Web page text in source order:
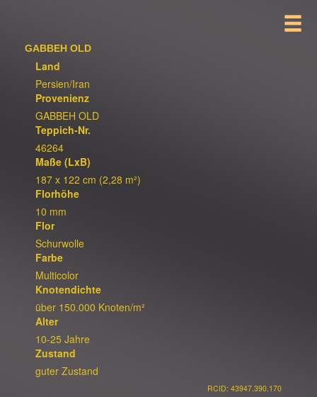
GABBEH OLD
Land
Persien/Iran
Provenienz
GABBEH OLD
Teppich-Nr.
46264
Maße (LxB)
187 x 122 cm (2,28 m²)
Florhöhe
10 mm
Flor
Schurwolle
Farbe
Multicolor
Knotendichte
über 150.000 Knoten/m²
Alter
10-25 Jahre
Zustand
guter Zustand
RCID: 43947.390.170